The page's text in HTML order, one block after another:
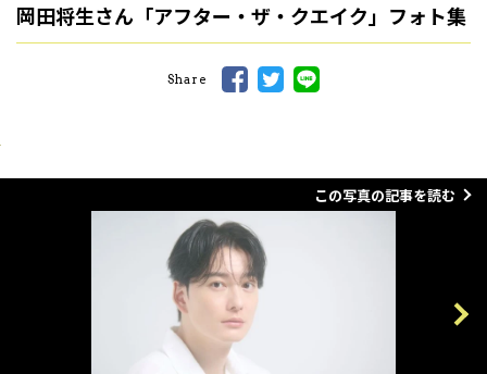
岡田将生さん「アフター・ザ・クエイク」フォト集
Share
この写真の記事を読む
Next